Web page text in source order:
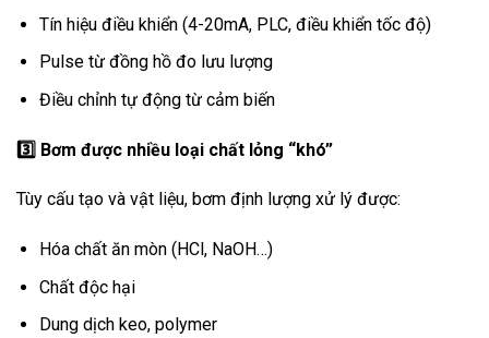
Tín hiệu điều khiển (4-20mA, PLC, điều khiển tốc độ)
Pulse từ đồng hồ đo lưu lượng
Điều chỉnh tự động từ cảm biến
3️ Bơm được nhiều loại chất lỏng “khó”
Tùy cấu tạo và vật liệu, bơm định lượng xử lý được:
Hóa chất ăn mòn (HCl, NaOH…)
Chất độc hại
Dung dịch keo, polymer